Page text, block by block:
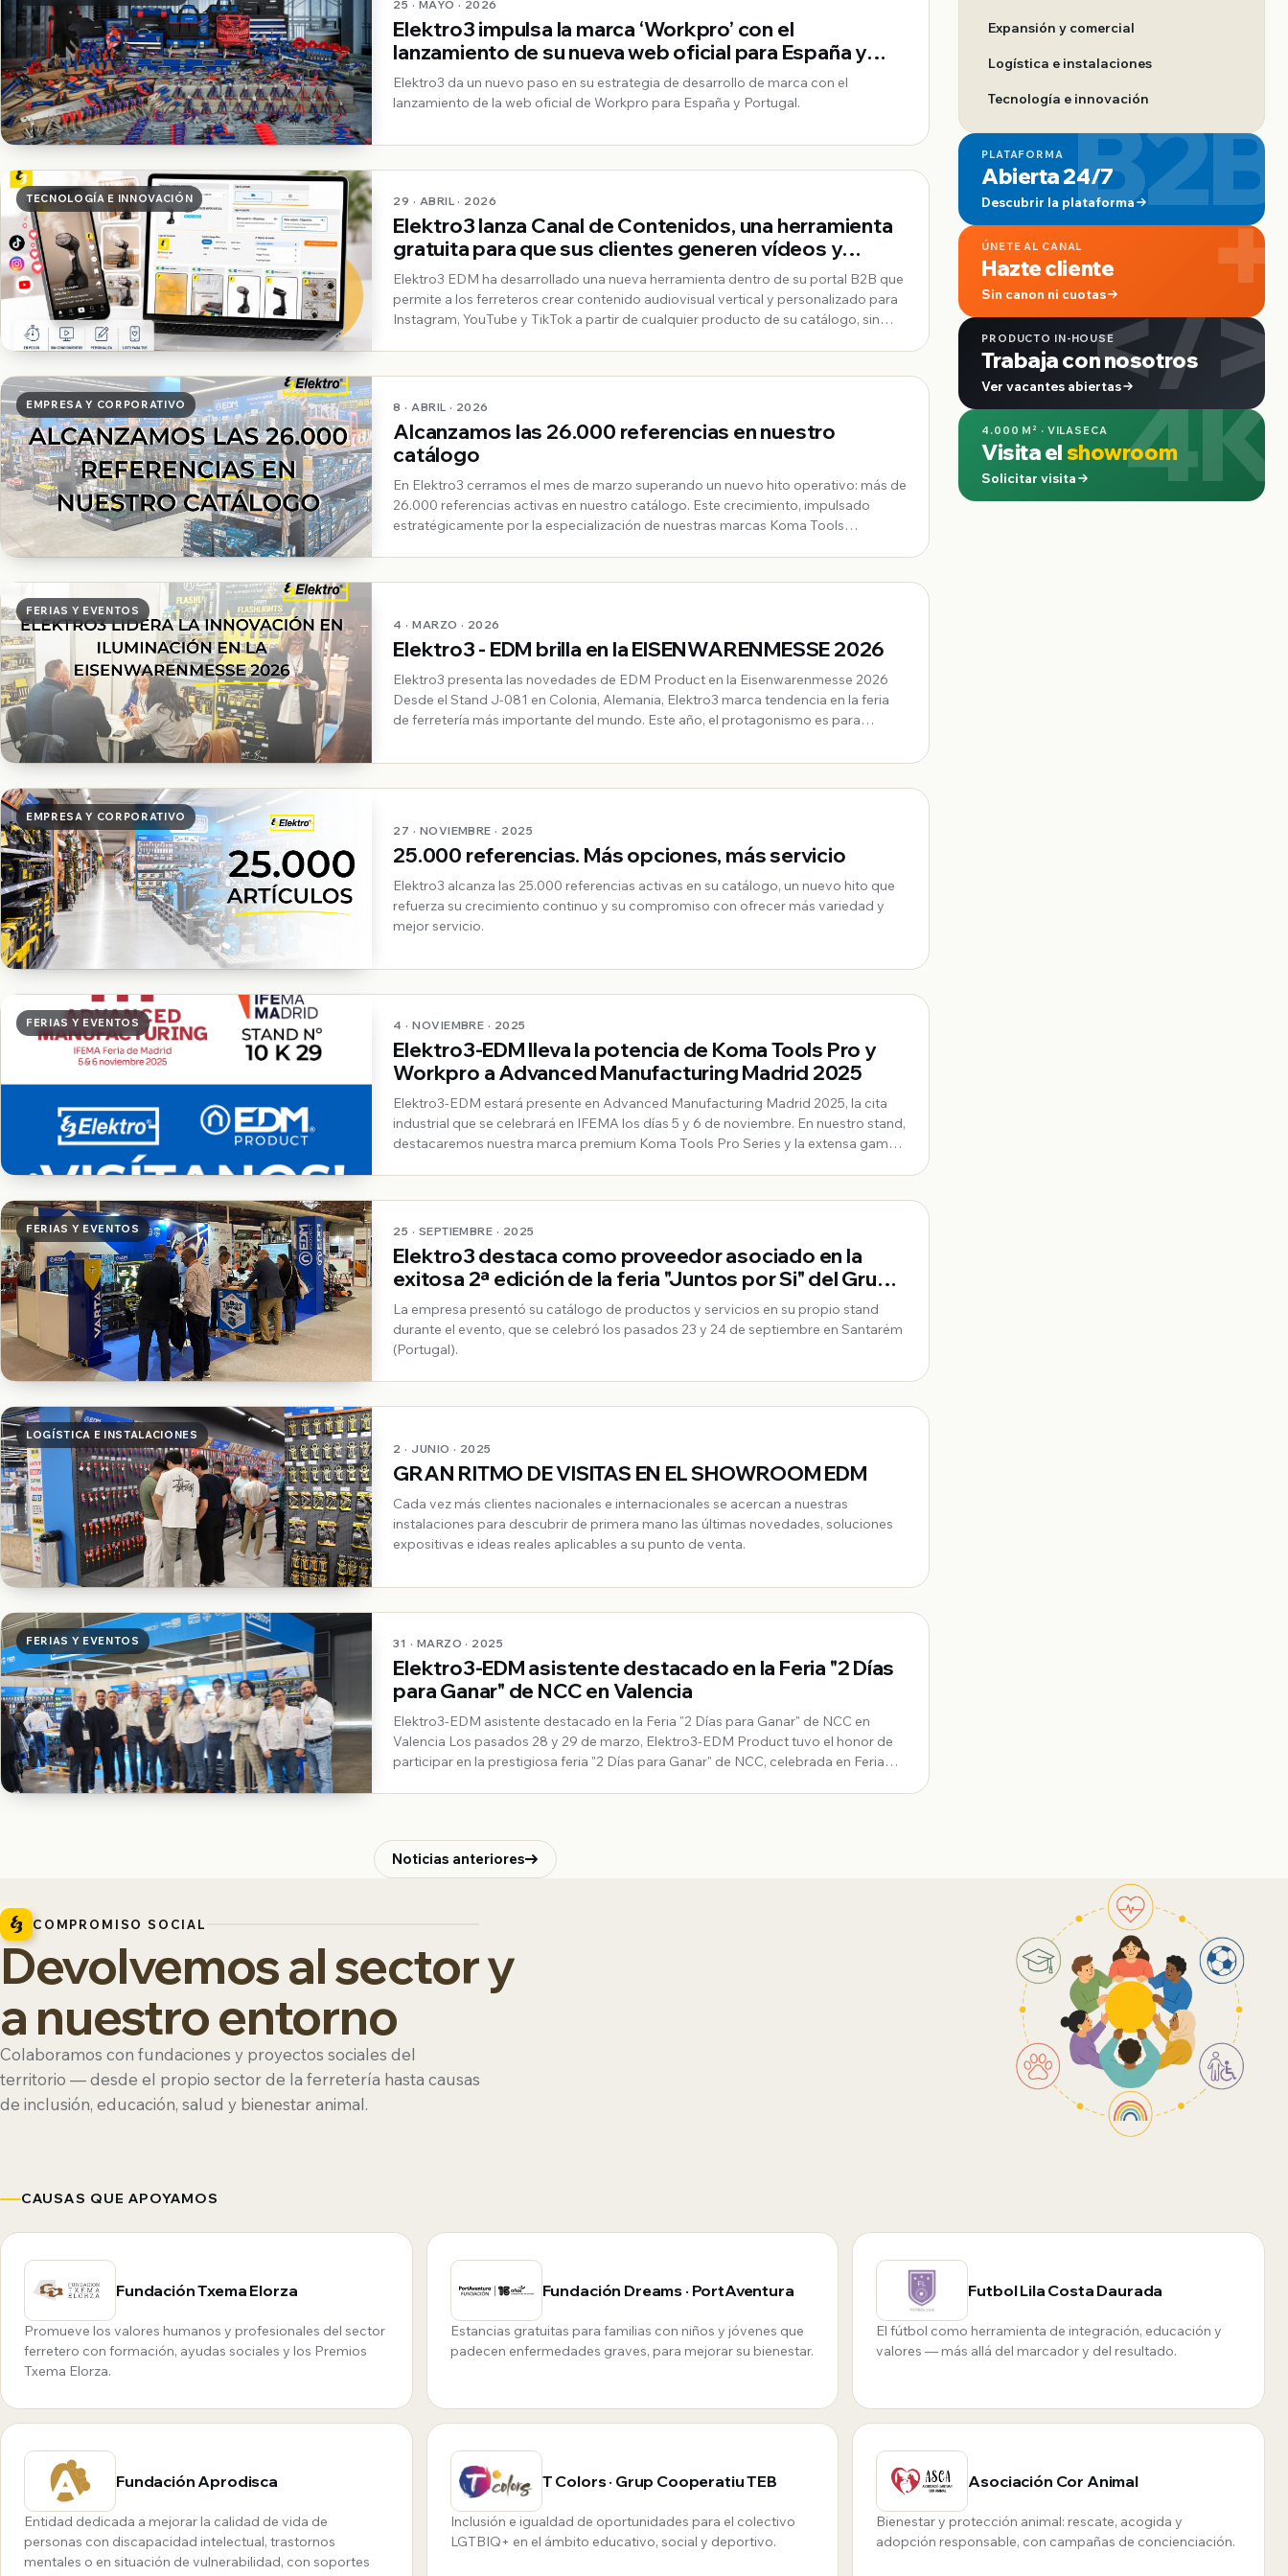
25 · MAYO · 2026
Elektro3 impulsa la marca ‘Workpro’ con el
lanzamiento de su nueva web oficial para España y
Portugal
Elektro3 da un nuevo paso en su estrategia de desarrollo de marca con el
lanzamiento de la web oficial de Workpro para España y Portugal.
TECNOLOGÍA E INNOVACIÓN 29 · ABRIL · 2026
Elektro3 lanza Canal de Contenidos, una herramienta
gratuita para que sus clientes generen vídeos y
carruseles para redes sociales
Elektro3 EDM ha desarrollado una nueva herramienta dentro de su portal B2B que
permite a los ferreteros crear contenido audiovisual vertical y personalizado para
Instagram, YouTube y TikTok a partir de cualquier producto de su catálogo, sin
EMPRESA Y CORPORATIVO 8 · ABRIL · 2026
Alcanzamos las 26.000 referencias en nuestro
catálogo
En Elektro3 cerramos el mes de marzo superando un nuevo hito operativo: más de
26.000 referencias activas en nuestro catálogo. Este crecimiento, impulsado
estratégicamente por la especialización de nuestras marcas Koma Tools
FERIAS Y EVENTOS
4 · MARZO · 2026
Elektro3 - EDM brilla en la EISENWARENMESSE 2026
Elektro3 presenta las novedades de EDM Product en la Eisenwarenmesse 2026
Desde el Stand J-081 en Colonia, Alemania, Elektro3 marca tendencia en la feria
de ferretería más importante del mundo. Este año, el protagonismo es para
EMPRESA Y CORPORATIVO
27 · NOVIEMBRE · 2025
25.000 referencias. Más opciones, más servicio
Elektro3 alcanza las 25.000 referencias activas en su catálogo, un nuevo hito que
refuerza su crecimiento continuo y su compromiso con ofrecer más variedad y
mejor servicio.
FERIAS Y EVENTOS 4 · NOVIEMBRE · 2025
Elektro3-EDM lleva la potencia de Koma Tools Pro y
Workpro a Advanced Manufacturing Madrid 2025
Elektro3-EDM estará presente en Advanced Manufacturing Madrid 2025, la cita
industrial que se celebrará en IFEMA los días 5 y 6 de noviembre. En nuestro stand,
destacaremos nuestra marca premium Koma Tools Pro Series y la extensa gama
FERIAS Y EVENTOS 25 · SEPTIEMBRE · 2025
Elektro3 destaca como proveedor asociado en la
exitosa 2ª edición de la feria "Juntos por Si" del Grupo
Mosqueteros
La empresa presentó su catálogo de productos y servicios en su propio stand
durante el evento, que se celebró los pasados 23 y 24 de septiembre en Santarém
(Portugal).
LOGÍSTICA E INSTALACIONES
2 · JUNIO · 2025
GRAN RITMO DE VISITAS EN EL SHOWROOM EDM
Cada vez más clientes nacionales e internacionales se acercan a nuestras
instalaciones para descubrir de primera mano las últimas novedades, soluciones
expositivas e ideas reales aplicables a su punto de venta.
FERIAS Y EVENTOS 31 · MARZO · 2025
Elektro3-EDM asistente destacado en la Feria "2 Días
para Ganar" de NCC en Valencia
Elektro3-EDM asistente destacado en la Feria "2 Días para Ganar" de NCC en
Valencia Los pasados 28 y 29 de marzo, Elektro3-EDM Product tuvo el honor de
participar en la prestigiosa feria "2 Días para Ganar" de NCC, celebrada en Feria
Noticias anteriores
Expansión y comercial
Logística e instalaciones
Tecnología e innovaciónB2B
PLATAFORMA
Abierta 24/7
Descubrir la plataforma +
ÚNETE AL CANAL
Hazte cliente
Sin canon ni cuotas</>
PRODUCTO IN-HOUSE
Trabaja con nosotros
Ver vacantes abiertas4K
4.000 M² · VILASECA
Visita elshowroom
Solicitar visita
COMPROMISO SOCIAL
Devolvemos al sector y
a nuestro entorno
Colaboramos con fundaciones y proyectos sociales del
territorio — desde el propio sector de la ferretería hasta causas
de inclusión, educación, salud y bienestar animal.
CAUSAS QUE APOYAMOS
Fundación Txema Elorza
Promueve los valores humanos y profesionales del sector
ferretero con formación, ayudas sociales y los Premios
Txema Elorza.
Fundación Dreams · PortAventura
Estancias gratuitas para familias con niños y jóvenes que
padecen enfermedades graves, para mejorar su bienestar.
Futbol Lila Costa Daurada
El fútbol como herramienta de integración, educación y
valores — más allá del marcador y del resultado.
Fundación Aprodisca
Entidad dedicada a mejorar la calidad de vida de
personas con discapacidad intelectual, trastornos
mentales o en situación de vulnerabilidad, con soportes
T Colors · Grup Cooperatiu TEB
Inclusión e igualdad de oportunidades para el colectivo
LGTBIQ+ en el ámbito educativo, social y deportivo.
Asociación Cor Animal
Bienestar y protección animal: rescate, acogida y
adopción responsable, con campañas de concienciación.